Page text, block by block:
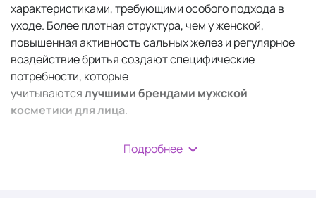
характеристиками, требующими особого подхода в
уходе. Более плотная структура, чем у женской,
повышенная активность сальных желез и регулярное
воздействие бритья создают специфические
потребности, которые
учитываютсялучшимибрендами мужской
косметики для лица.
В отличие от женских аналогов, косметика для мужчин
Подробнее